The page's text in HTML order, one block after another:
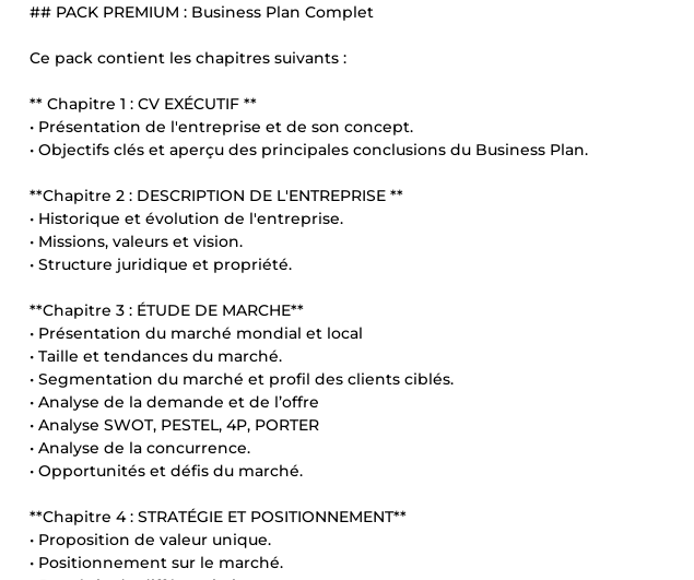
## PACK PREMIUM : Business Plan Complet
Ce pack contient les chapitres suivants :
** Chapitre 1 : CV EXÉCUTIF **
• Présentation de l'entreprise et de son concept.
• Objectifs clés et aperçu des principales conclusions du Business Plan.
**Chapitre 2 : DESCRIPTION DE L'ENTREPRISE **
• Historique et évolution de l'entreprise.
• Missions, valeurs et vision.
• Structure juridique et propriété.
**Chapitre 3 : ÉTUDE DE MARCHE**
• Présentation du marché mondial et local
• Taille et tendances du marché.
• Segmentation du marché et profil des clients ciblés.
• Analyse de la demande et de l’offre
• Analyse SWOT, PESTEL, 4P, PORTER
• Analyse de la concurrence.
• Opportunités et défis du marché.
**Chapitre 4 : STRATÉGIE ET POSITIONNEMENT**
• Proposition de valeur unique.
• Positionnement sur le marché.